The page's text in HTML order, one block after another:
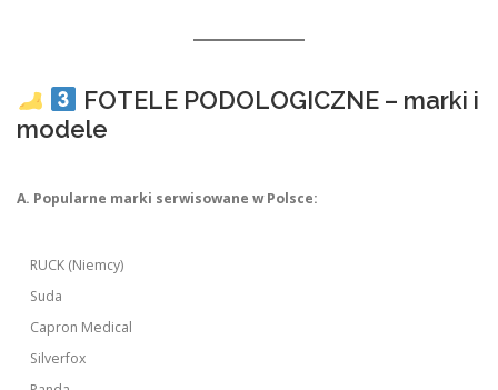
FOTELE PODOLOGICZNE – marki i
modele
A. Popularne marki serwisowane w Polsce:
RUCK (Niemcy)
Suda
Capron Medical
Silverfox